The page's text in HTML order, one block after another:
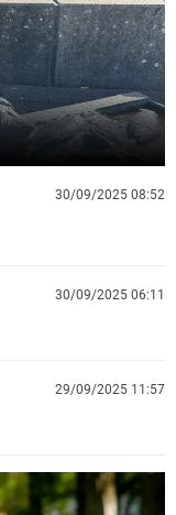
La rosa de los vientos
Gente viajera
Como el perro y el
Caso
Retornados
Equipo de
Operación Viuda
Extremadura
Galicia
La Rioja
Navarra
País Vasco
Virales
Televisión
Elecciones
30/09/2025 08:52
30/09/2025 06:11
29/09/2025 11:57